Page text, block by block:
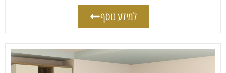
למידע נוסף